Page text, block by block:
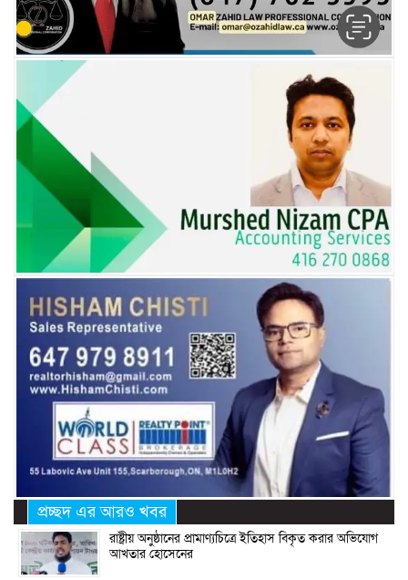
প্রচ্ছদ এর আরও খবর
রাষ্ট্রীয় অনুষ্ঠানের প্রামাণ্যচিত্রে ইতিহাস বিকৃত করার অভিযোগ
আখতার হোসেনের